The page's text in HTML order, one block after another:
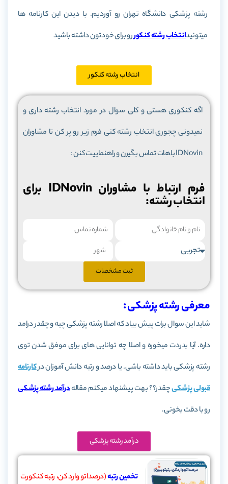
رشته پزشکی دانشگاه تهران رو آوردیم. با دیدن این کارنامه ها
میتونیدانتخاب رشته کنکوررو برای خودتون داشته باشید
انتخاب رشته کنکور
اگه کنکوری هستی و کلی سوال در مورد انتخاب رشته داری و
نمیدونی چجوری انتخاب رشته کنی فرم زیر رو پر کن تا مشاوران
IDNovin باهات تماس بگیرن و راهنماییت کنن :
فرم ارتباط با مشاوران IDNovin برای
انتخاب رشته:
ثبت مشخصات
معرفی رشته پزشکی :
شاید این سوال برات پیش بیاد که اصلا رشته پزشکی چیه و چقدر درامد
داره. آیا بدردت میخوره و اصلا چه توانایی های برای موفق شدن توی
رشته پزشکی باید داشته باشی. یا درصد و رتبه دانش آموزان درکارنامه
قبولی پزشکیچقدر؟؟ بهت پیشنهاد میکنم مقالهدرآمد رشته پزشکی
رو با دقت بخونی.
درآمد رشته پزشکی
تخمین رتبه(درصداتو وارد کن، رتبه کنکورت